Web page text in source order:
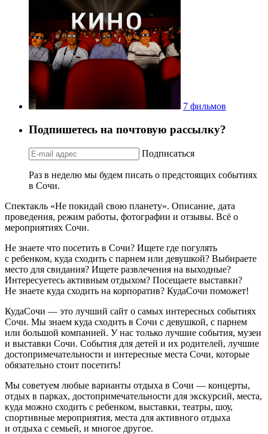
7 фильмов
Подпишетесь на почтовую рассылку?
Подписаться
Раз в неделю мы будем писать о предстоящих событиях
в Сочи.
Спектакль «Не покидай свою планету». Описание, дата
проведения, режим работы, фотографии и отзывы. Всё о
мероприятиях Сочи.
Не знаете что посетить в Сочи? Ищете где погулять
с ребенком, куда сходить с парнем или девушкой? Выбираете
место для свидания? Ищете развлечения на выходные?
Интересуетесь активным отдыхом? Посещаете выставки?
Не знаете куда сходить на корпоратив? КудаСочи поможет!
КудаСочи — это лучший сайт о самых интересных событиях
Сочи. Мы знаем куда сходить в Сочи с девушкой, с парнем
или большой компанией. У нас только лучшие события, музеи
и выставки Сочи. События для детей и их родителей, лучшие
достопримечательности и интересные места Сочи, которые
обязательно стоит посетить!
Мы советуем любые варианты отдыха в Сочи — концерты,
отдых в парках, достопримечательности для экскурсий, места,
куда можно сходить с ребенком, выставки, театры, шоу,
спортивные мероприятия, места для активного отдыха
и отдыха с семьей, и многое другое.